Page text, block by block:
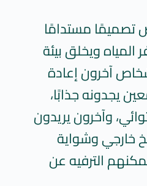
تصميمًا مستدامًا
المياه ويخلق بيئة
آخرون إعادة
يجدونه جذابًا،
وآخرون يريدون
خارجي وشواية
الترفيه عن